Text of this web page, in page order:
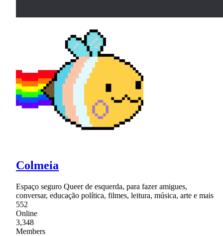
Colmeia
Espaço seguro Queer de esquerda, para fazer amigues,
conversar, educação política, filmes, leitura, música, arte e mais
552
Online
3,348
Members